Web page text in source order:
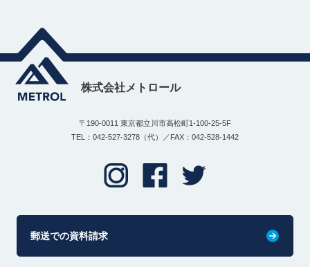
株式会社メトロール
〒190-0011 東京都立川市高松町1-100-25-5F
TEL：042-527-3278（代）／FAX：042-528-1442
郵送での資料請求